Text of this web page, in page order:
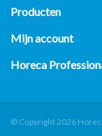
Producten
Mijn account
Horeca
© Copyright 2026